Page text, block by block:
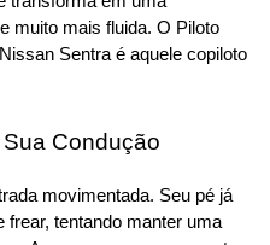
muito mais fluida. O Piloto
Sentra é aquele copiloto
Condução
movimentada. Seu pé já
frear, tentando manter uma